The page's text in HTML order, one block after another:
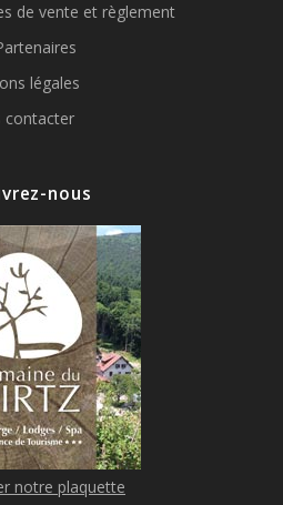
de vente et règlement
légales
contacter
nous
notre plaquette